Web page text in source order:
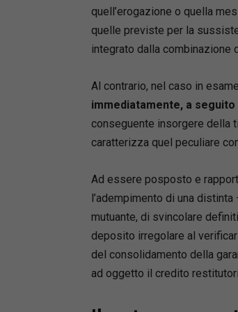
quell’erogazione o quella
quelle previste per la
integrato dalla combinazione
Al contrario, nel caso in
immediatamente, a
conseguente insorgere della
caratterizza quel peculiare
Ad essere posposto e
l’adempimento di una
mutuante, di svincolare
deposito irregolare al
del consolidamento della
ad oggetto il credito